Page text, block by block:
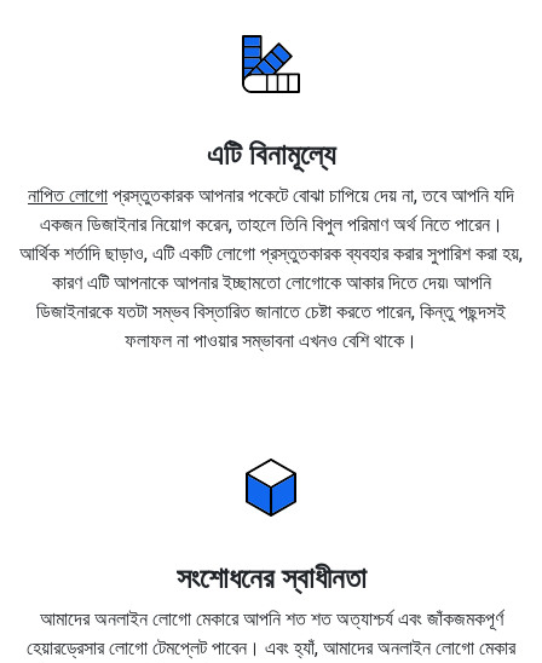
এটি বিনামূল্যে
নাপিত লোগো প্রস্তুতকারক আপনার পকেটে বোঝা চাপিয়ে দেয় না, তবে আপনি যদি
একজন ডিজাইনার নিয়োগ করেন, তাহলে তিনি বিপুল পরিমাণ অর্থ নিতে পারেন।
আর্থিক শর্তাদি ছাড়াও, এটি একটি লোগো প্রস্তুতকারক ব্যবহার করার সুপারিশ করা হয়,
কারণ এটি আপনাকে আপনার ইচ্ছামতো লোগোকে আকার দিতে দেয়৷ আপনি
ডিজাইনারকে যতটা সম্ভব বিস্তারিত জানাতে চেষ্টা করতে পারেন, কিন্তু পছন্দসই
ফলাফল না পাওয়ার সম্ভাবনা এখনও বেশি থাকে।
সংশোধনের স্বাধীনতা
আমাদের অনলাইন লোগো মেকারে আপনি শত শত অত্যাশ্চর্য এবং জাঁকজমকপূর্ণ
হেয়ারড্রেসার লোগো টেমপ্লেট পাবেন। এবং হ্যাঁ, আমাদের অনলাইন লোগো মেকার